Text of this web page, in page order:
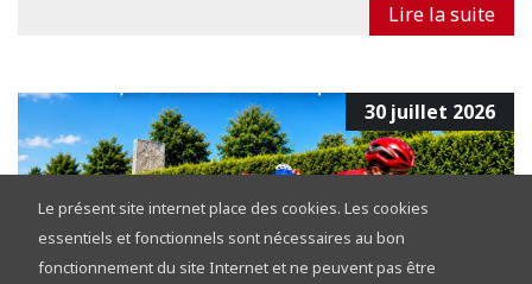
Lire la suite
30 juillet 2026
Le présent site internet place des cookies. Les cookies
essentiels et fonctionnels sont nécessaires au bon
fonctionnement du site Internet et ne peuvent pas être